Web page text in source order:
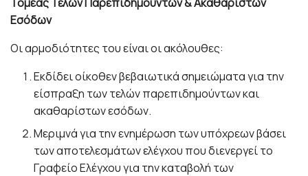
Εσόδων
Οι αρμοδιότητες του είναι οι ακόλουθες:
Εκδίδει οίκοθεν βεβαιωτικά σημειώματα για την
είσπραξη των τελών παρεπιδημούντων και
ακαθαρίστων εσόδων.
Μεριμνά για την ενημέρωση των υπόχρεων βάσει
των αποτελεσμάτων ελέγχου που διενεργεί το
Γραφείο Ελέγχου για την καταβολή των